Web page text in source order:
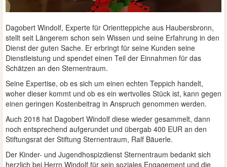
Dagobert Windolf, Experte für Orientteppiche aus Haubersbronn,
stellt seit Längerem schon sein Wissen und seine Erfahrung in den
Dienst der guten Sache. Er erbringt für seine Kunden seine
Dienstleistung und spendet einen Teil der Einnahmen für das
Schätzen an den Sternentraum.
Seine Expertise, ob es sich um einen echten Teppich handelt,
woher dieser kommt und ob es ein wertvolles Stück ist, kann gegen
einen geringen Kostenbeitrag in Anspruch genommen werden.
Auch 2018 hat Dagobert Windolf diese wieder gesammelt, dann
noch entsprechend aufgerundet und übergab 400 EUR an den
Stiftungsrat der Stiftung Sternentraum, Ralf Bäuerle.
Der Kinder- und Jugendhospizdienst Sternentraum bedankt sich
herzlich bei Herrn Windolf für sein soziales Engagement und die